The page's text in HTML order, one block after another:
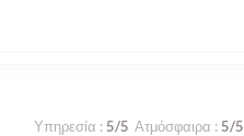
Υπηρεσία : 5/5 Ατμόσφαιρα : 5/5